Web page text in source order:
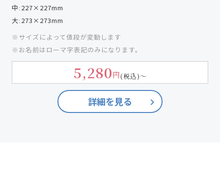
中ː227×227mm
大ː273×273mm
※サイズによって値段が変動します
※お名前はローマ字表記のみになります。
5,280円(税込)～
詳細を見る keyboard_arrow_right